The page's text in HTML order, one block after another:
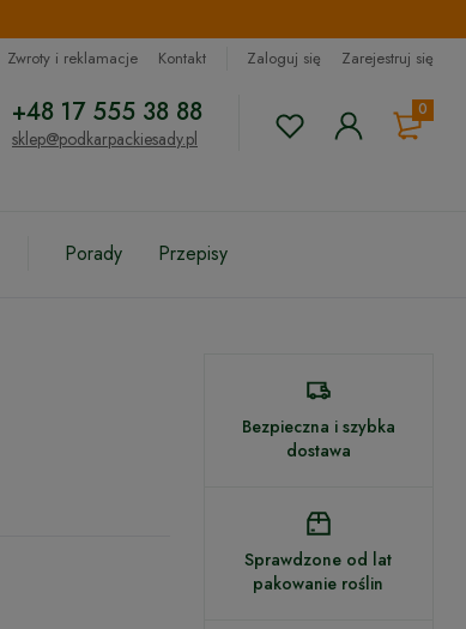
Zwroty i reklamacje Kontakt Zaloguj się Zarejestruj się
0
+48 17 555 38 88
sklep@podkarpackiesady.pl
Porady Przepisy
Bezpieczna i szybka
dostawa
Sprawdzone od lat
pakowanie roślin